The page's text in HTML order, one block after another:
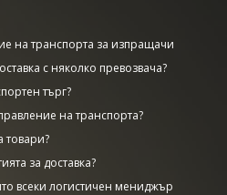
на транспорта за изпращачи
с няколко превозвача?
търг?
на транспорта?
товари?
за доставка?
всеки логистичен мениджър